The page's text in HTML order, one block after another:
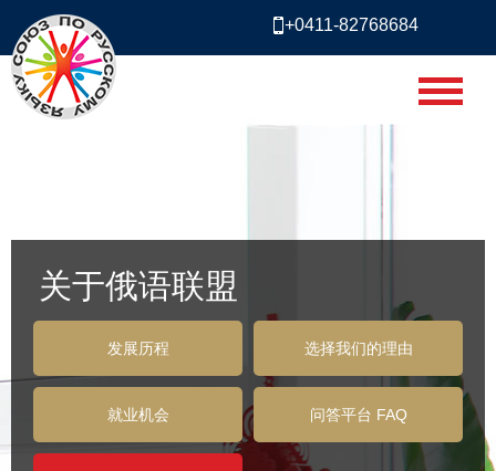
+0411-82768684
关于俄语联盟
发展历程 选择我们的理由
就业机会 问答平台 FAQ